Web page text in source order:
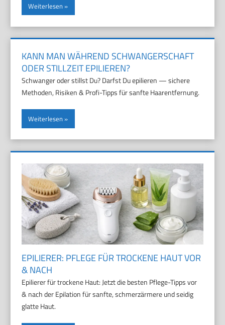
Weiterlesen
KANN MAN WÄHREND SCHWANGERSCHAFT
ODER STILLZEIT EPILIEREN?
Schwanger oder stillst Du? Darfst Du epilieren — sichere
Methoden, Risiken & Profi-Tipps für sanfte Haarentfernung.
Weiterlesen
EPILIERER: PFLEGE FÜR TROCKENE HAUT VOR
& NACH
Epilierer für trockene Haut: Jetzt die besten Pflege-Tipps vor
& nach der Epilation für sanfte, schmerzärmere und seidig
glatte Haut.